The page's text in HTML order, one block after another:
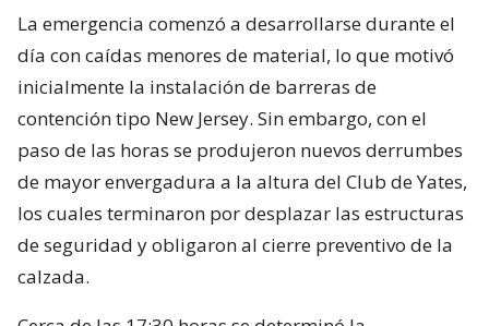
La emergencia comenzó a desarrollarse durante el
día con caídas menores de material, lo que motivó
inicialmente la instalación de barreras de
contención tipo New Jersey. Sin embargo, con el
paso de las horas se produjeron nuevos derrumbes
de mayor envergadura a la altura del Club de Yates,
los cuales terminaron por desplazar las estructuras
de seguridad y obligaron al cierre preventivo de la
calzada.